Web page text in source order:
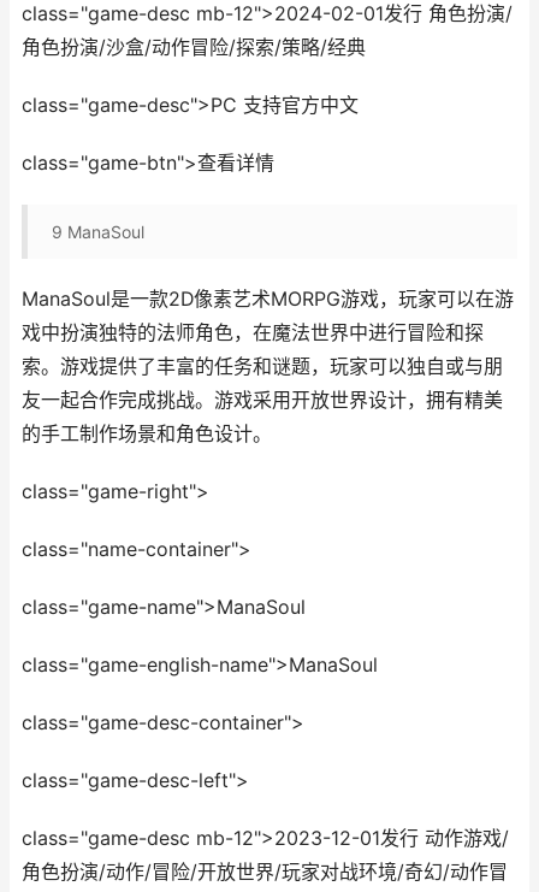
class="game-desc mb-12">2024-02-01发行 角色扮演/
角色扮演/沙盒/动作冒险/探索/策略/经典
class="game-desc">PC 支持官方中文
class="game-btn">查看详情
9 ManaSoul
ManaSoul是一款2D像素艺术MORPG游戏，玩家可以在游
戏中扮演独特的法师角色，在魔法世界中进行冒险和探
索。游戏提供了丰富的任务和谜题，玩家可以独自或与朋
友一起合作完成挑战。游戏采用开放世界设计，拥有精美
的手工制作场景和角色设计。
class="game-right">
class="name-container">
class="game-name">ManaSoul
class="game-english-name">ManaSoul
class="game-desc-container">
class="game-desc-left">
class="game-desc mb-12">2023-12-01发行 动作游戏/
角色扮演/动作/冒险/开放世界/玩家对战环境/奇幻/动作冒